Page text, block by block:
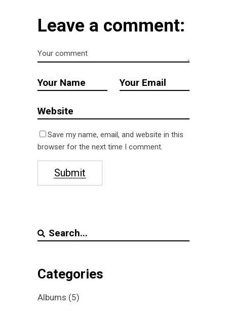
Leave a comment:
Save my name, email, and website in this
browser for the next time I comment.
Submit
Categories
Albums (5)